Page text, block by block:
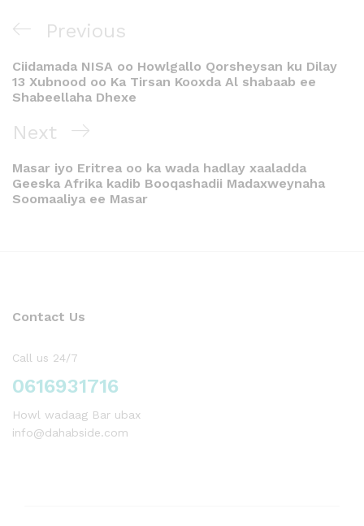
Previous
Ciidamada NISA oo Howlgallo Qorsheysan ku Dilay
13 Xubnood oo Ka Tirsan Kooxda Al shabaab ee
Shabeellaha Dhexe
Next
Masar iyo Eritrea oo ka wada hadlay xaaladda
Geeska Afrika kadib Booqashadii Madaxweynaha
Soomaaliya ee Masar
Contact Us
Call us 24/7
0616931716
Howl wadaag Bar ubax
info@dahabside.com